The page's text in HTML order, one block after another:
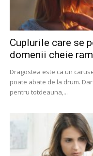
Cuplurile care se
domenii cheie
Dragostea este ca un
poate abate de la drum.
pentru totdeauna,...